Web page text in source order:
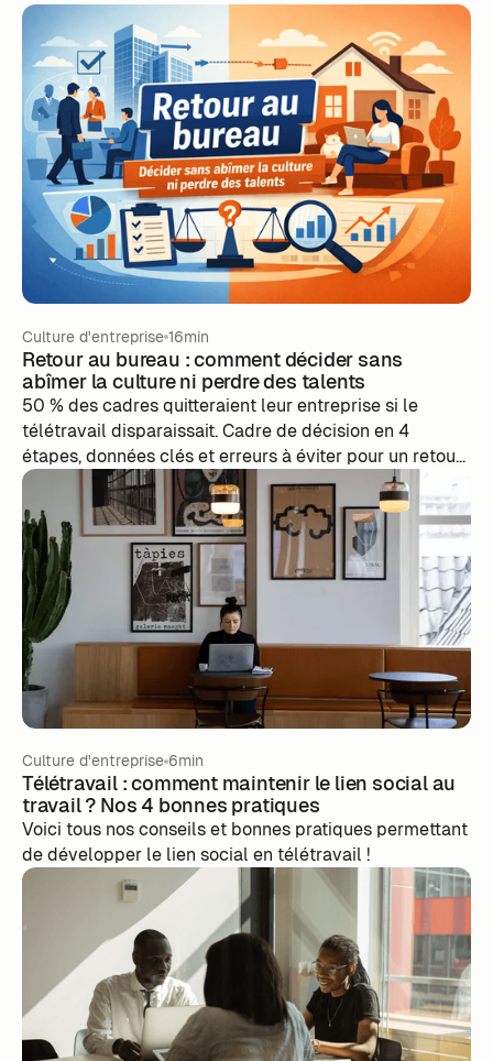
Culture d'entreprise 16min
Retour au bureau : comment décider sans
abîmer la culture ni perdre des talents
50 % des cadres quitteraient leur entreprise si le
télétravail disparaissait. Cadre de décision en 4
étapes, données clés et erreurs à éviter pour un retour
au bureau réussi.
Culture d'entreprise 6min
Télétravail : comment maintenir le lien social au
travail ? Nos 4 bonnes pratiques
Voici tous nos conseils et bonnes pratiques permettant
de développer le lien social en télétravail !